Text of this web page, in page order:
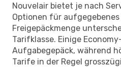
Nouvelair bietet je nach
Optionen für aufgegebenes
Freigepäckmenge
Tarifklasse. Einige
Aufgabegepäck, während
Tarife in der Regel